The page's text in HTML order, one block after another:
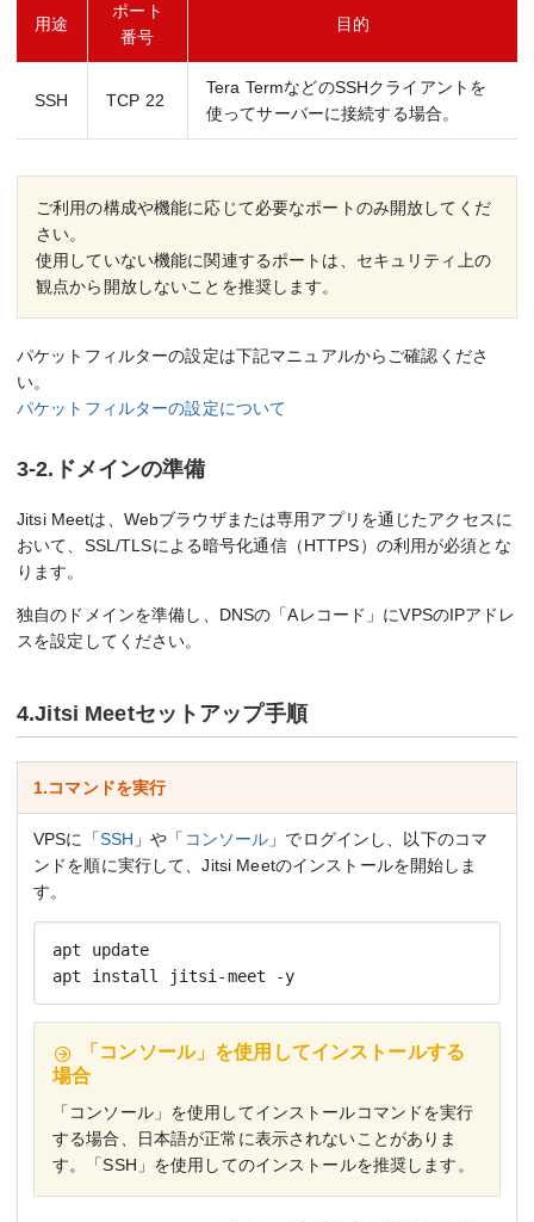
用途
ポート
番号
目的
SSH TCP 22
Tera TermなどのSSHクライアントを
使ってサーバーに接続する場合。
ご利用の構成や機能に応じて必要なポートのみ開放してくだ
さい。
使用していない機能に関連するポートは、セキュリティ上の
観点から開放しないことを推奨します。
パケットフィルターの設定は下記マニュアルからご確認くださ
い。
パケットフィルターの設定について
3-2.ドメインの準備
Jitsi Meetは、Webブラウザまたは専用アプリを通じたアクセスに
おいて、SSL/TLSによる暗号化通信（HTTPS）の利用が必須とな
ります。
独自のドメインを準備し、DNSの「Aレコード」にVPSのIPアドレ
スを設定してください。
4.Jitsi Meetセットアップ手順
1.コマンドを実行
VPSに「SSH 」や「 コンソール 」でログインし、以下のコマ
ンドを順に実行して、Jitsi Meetのインストールを開始しま
す。
apt update
apt install jitsi-meet -y
「コンソール」を使用してインストールする
場合
「コンソール」を使用してインストールコマンドを実行
する場合、日本語が正常に表示されないことがありま
す。「SSH」を使用してのインストールを推奨します。